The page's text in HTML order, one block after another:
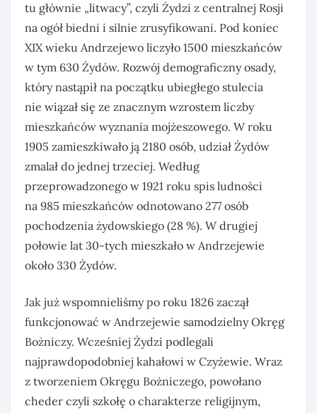
tu głównie „litwacy”, czyli Żydzi z centralnej Rosji
na ogół biedni i silnie zrusyfikowani. Pod koniec
XIX wieku Andrzejewo liczyło 1500 mieszkańców
w tym 630 Żydów. Rozwój demograficzny osady,
który nastąpił na początku ubiegłego stulecia
nie wiązał się ze znacznym wzrostem liczby
mieszkańców wyznania mojżeszowego. W roku
1905 zamieszkiwało ją 2180 osób, udział Żydów
zmalał do jednej trzeciej. Według
przeprowadzonego w 1921 roku spis ludności
na 985 mieszkańców odnotowano 277 osób
pochodzenia żydowskiego (28 %). W drugiej
połowie lat 30-tych mieszkało w Andrzejewie
około 330 Żydów.
Jak już wspomnieliśmy po roku 1826 zaczął
funkcjonować w Andrzejewie samodzielny Okręg
Bożniczy. Wcześniej Żydzi podlegali
najprawdopodobniej kahałowi w Czyżewie. Wraz
z tworzeniem Okręgu Bożniczego, powołano
cheder czyli szkołę o charakterze religijnym,